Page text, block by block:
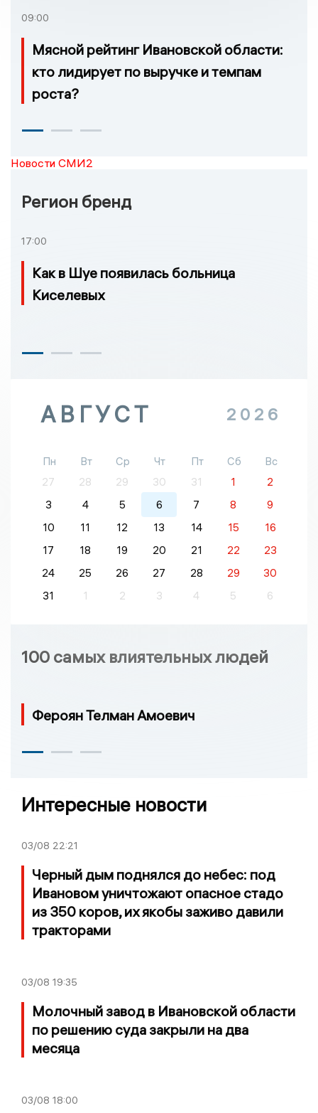
09:00
Мясной рейтинг Ивановской области:
кто лидирует по выручке и темпам
роста?
Новости СМИ2
Регион бренд
17:00
Как в Шуе появилась больница
Киселевых
АВГУСТ 2026
Пн Вт Ср Чт Пт Сб
Вс
27
28 29 30 31 1
2
3
4 5 6 7 8
9
10
11 12 13 14 15
16
17
18 19 20 21 22
23
24
25 26 27 28 29
30
31
1 2 3 4 5 6
100 самых влиятельных людей
Фероян Телман Амоевич
Интересные новости
03/08 22:21
Черный дым поднялся до небес: под
Ивановом уничтожают опасное стадо
из 350 коров, их якобы заживо давили
тракторами
03/08 19:35
Молочный завод в Ивановской области
по решению суда закрыли на два
месяца
03/08 18:00